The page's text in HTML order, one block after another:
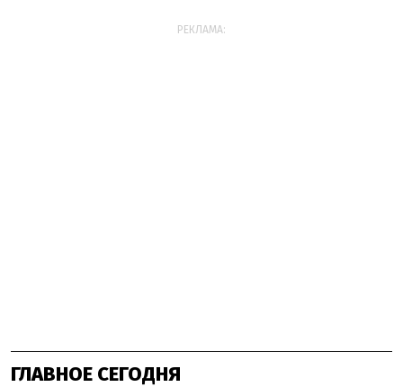
РЕКЛАМА:
ГЛАВНОЕ СЕГОДНЯ